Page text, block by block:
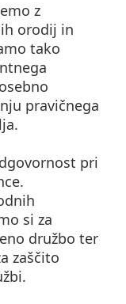
z
orodij in
tako
pravičnega
pri
si za
družbo ter
zaščito